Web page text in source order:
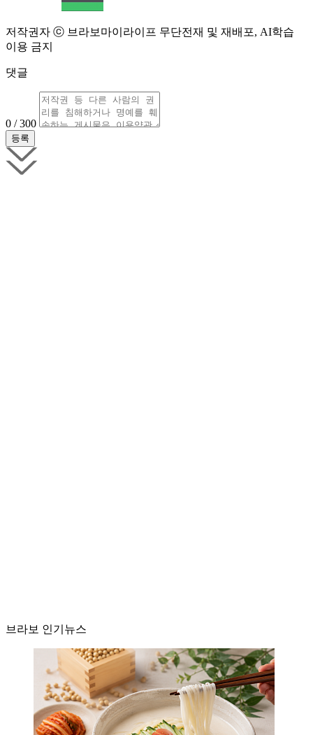
저작권자 ⓒ 브라보마이라이프 무단전재 및 재배포, AI학습
이용 금지
댓글
0 / 300
브라보 인기뉴스